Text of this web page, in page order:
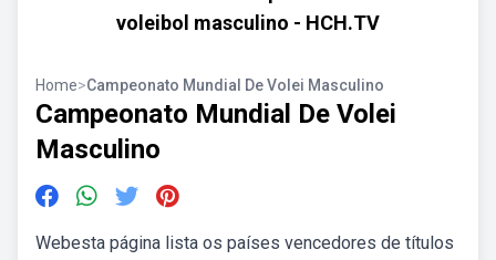
voleibol masculino - HCH.TV
Home>Campeonato Mundial De Volei Masculino
Campeonato Mundial De Volei
Masculino
Webesta página lista os países vencedores de títulos